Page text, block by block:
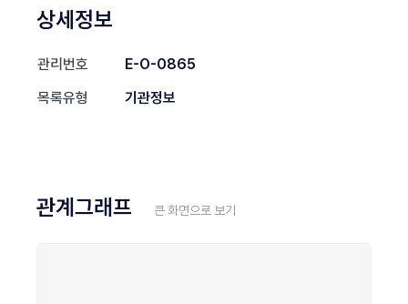
상세정보
관리번호
E-O-0865
목록유형
기관정보
관계그래프 큰 화면으로 보기